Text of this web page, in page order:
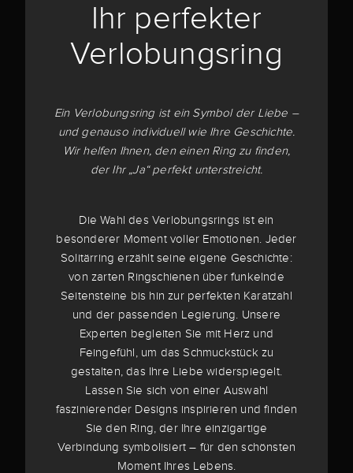
Ihr perfekter
Verlobungsring
Ein Verlobungsring ist ein Symbol der Liebe –
und genauso individuell wie Ihre Geschichte.
Wir helfen Ihnen, den einen Ring zu finden,
der Ihr „Ja“ perfekt unterstreicht.
Die Wahl des Verlobungsrings ist ein
besonderer Moment voller Emotionen. Jeder
Solitärring erzählt seine eigene Geschichte:
von zarten Ringschienen über funkelnde
Seitensteine bis hin zur perfekten Karatzahl
und der passenden Legierung. Unsere
Experten begleiten Sie mit Herz und
Feingefühl, um das Schmuckstück zu
gestalten, das Ihre Liebe widerspiegelt.
Lassen Sie sich von einer Auswahl
faszinierender Designs inspirieren und finden
Sie den Ring, der Ihre einzigartige
Verbindung symbolisiert – für den schönsten
Moment Ihres Lebens.